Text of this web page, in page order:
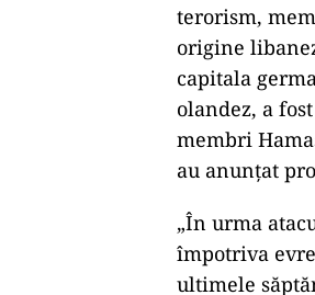
terorism,
origine
capitala
olandez, a
membri
au anunțat
„În urma
împotriva
ultimele